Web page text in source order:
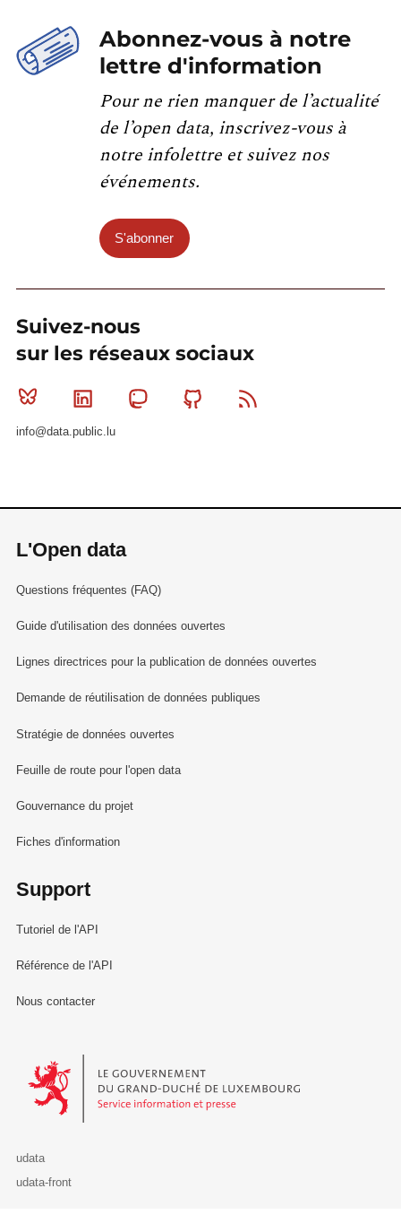
Abonnez-vous à notre
lettre d'information
Pour ne rien manquer de l’actualité
de l’open data, inscrivez-vous à
notre infolettre et suivez nos
événements.
S'abonner
Suivez-nous
sur les réseaux sociaux
Bluesky Linkedin MastodonGithub
info@data.public.lu
L'Open data
Questions fréquentes (FAQ)
Guide d'utilisation des données ouvertes
Lignes directrices pour la publication de données ouvertes
Demande de réutilisation de données publiques
Stratégie de données ouvertes
Feuille de route pour l'open data
Gouvernance du projet
Fiches d'information
Support
Tutoriel de l'API
Référence de l'API
Nous contacter
Le Gouvernement du Grand-Duché de Luxembourg - Service
udata
udata-front